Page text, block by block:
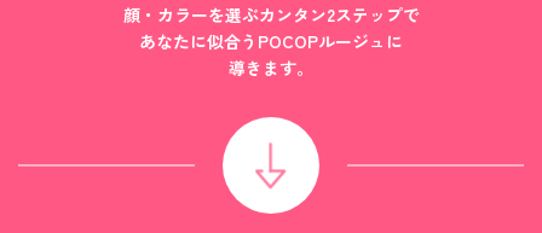
顔・カラーを選ぶカンタン2ステップで
あなたに似合うPOCOPルージュに
導きます。